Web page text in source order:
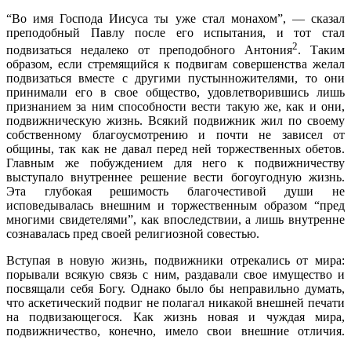
“Во имя Господа Иисуса ты уже стал монахом”, — сказал
преподобный Павлу после его испытания, и тот стал
подвизаться недалеко от преподобного Антония2. Таким
образом, если стремящийся к подвигам совершенства желал
подвизаться вместе с другими пустынножителями, то они
принимали его в свое общество, удовлетворившись лишь
признанием за ним способности вести такую же, как и они,
подвижническую жизнь. Всякий подвижник жил по своему
собственному благоусмотрению и почти не зависел от
общины, так как не давал перед ней торжественных обетов.
Главным же побуждением для него к подвижничеству
выступало внутреннее решение вести богоугодную жизнь.
Эта глубокая решимость благочестивой души не
исповедывалась внешним и торжественным образом “пред
многими свидетелями”, как впоследствии, а лишь внутренне
сознавалась пред своей религиозной совестью.
Вступая в новую жизнь, подвижники отрекались от мира:
порывали всякую связь с ним, раздавали свое имущество и
посвящали себя Богу. Однако было бы неправильно думать,
что аскетический подвиг не полагал никакой внешней печати
на подвизающегося. Как жизнь новая и чуждая мира,
подвижничество, конечно, имело свои внешние отличия.